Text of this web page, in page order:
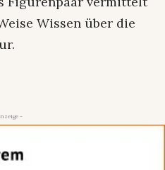
Wissen über die
-